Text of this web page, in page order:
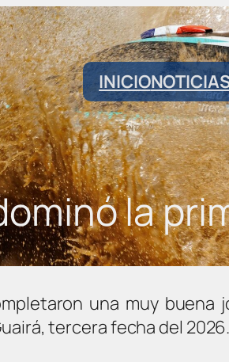
INICIO
la
una muy
tercera fecha del 2026.